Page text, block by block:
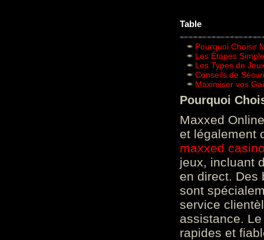
Table
Pourquoi Choisir
Les Étapes
Les Types de
Conseils de
Maximiser vos
Pourquoi
Maxxed
et légalement
maxxed
jeux, incluant
en direct. Des
sont
service
assistance.
rapides et